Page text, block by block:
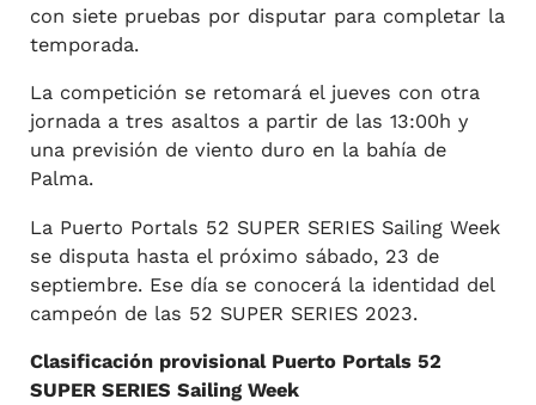
con siete pruebas por disputar para completar la
temporada.
La competición se retomará el jueves con otra
jornada a tres asaltos a partir de las 13:00h y
una previsión de viento duro en la bahía de
Palma.
La Puerto Portals 52 SUPER SERIES Sailing Week
se disputa hasta el próximo sábado, 23 de
septiembre. Ese día se conocerá la identidad del
campeón de las 52 SUPER SERIES 2023.
Clasificación provisional Puerto Portals 52
SUPER SERIES Sailing Week